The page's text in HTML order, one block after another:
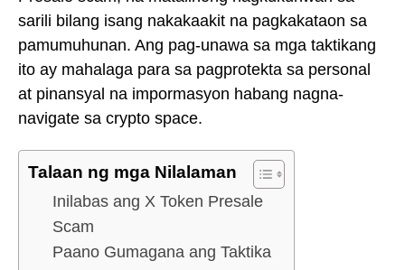
sarili bilang isang nakakaakit na pagkakataon sa
pamumuhunan. Ang pag-unawa sa mga taktikang
ito ay mahalaga para sa pagprotekta sa personal
at pinansyal na impormasyon habang nagna-
navigate sa crypto space.
Talaan ng mga Nilalaman
Inilabas ang X Token Presale
Scam
Paano Gumagana ang Taktika